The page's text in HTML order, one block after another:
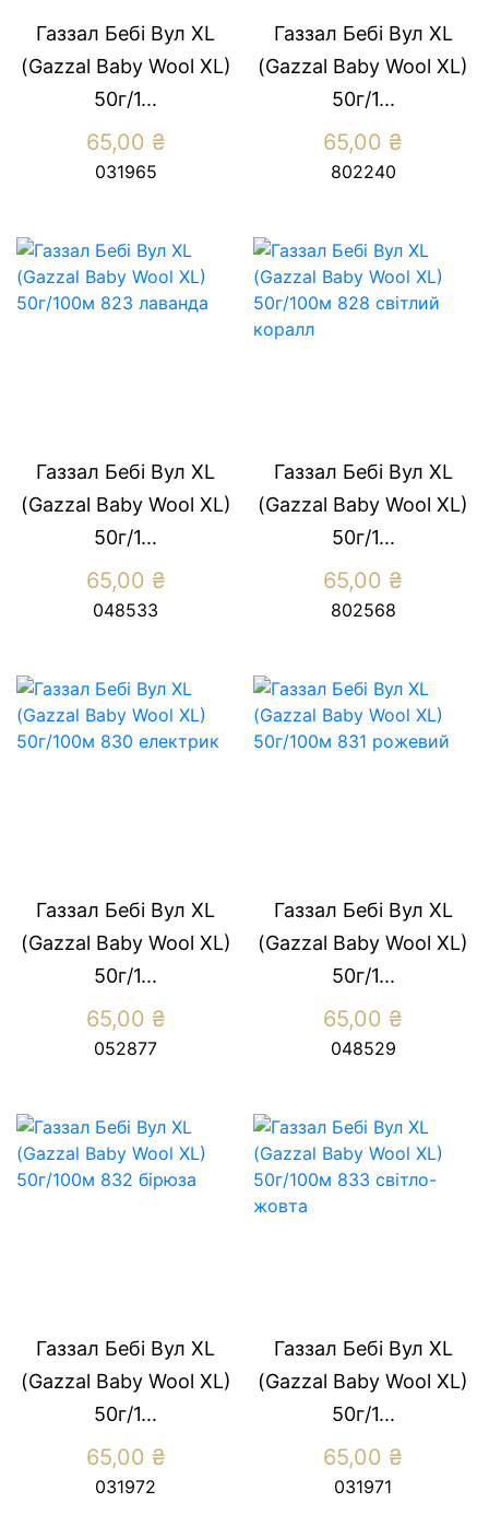
Газзал Бебі Вул XL
(Gazzal Baby Wool XL)
50г/1...
65,00 ₴
031965
Газзал Бебі Вул XL
(Gazzal Baby Wool XL)
50г/1...
65,00 ₴
802240
Газзал Бебі Вул XL
(Gazzal Baby Wool XL)
50г/1...
65,00 ₴
048533
Газзал Бебі Вул XL
(Gazzal Baby Wool XL)
50г/1...
65,00 ₴
802568
Газзал Бебі Вул XL
(Gazzal Baby Wool XL)
50г/1...
65,00 ₴
052877
Газзал Бебі Вул XL
(Gazzal Baby Wool XL)
50г/1...
65,00 ₴
048529
Газзал Бебі Вул XL
(Gazzal Baby Wool XL)
50г/1...
65,00 ₴
031972
Газзал Бебі Вул XL
(Gazzal Baby Wool XL)
50г/1...
65,00 ₴
031971